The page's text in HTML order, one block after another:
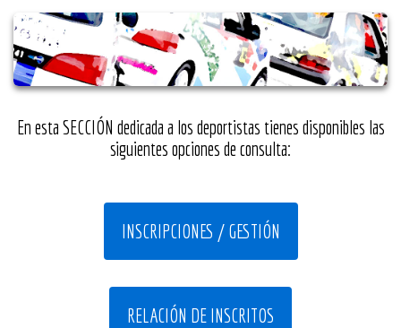
En esta SECCIÓN dedicada a los deportistas tienes disponibles las
siguientes opciones de consulta:
INSCRIPCIONES / GESTIÓN
RELACIÓN DE INSCRITOS